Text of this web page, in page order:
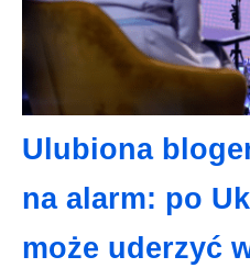
Ulubiona
na alarm: po
może uderzyć